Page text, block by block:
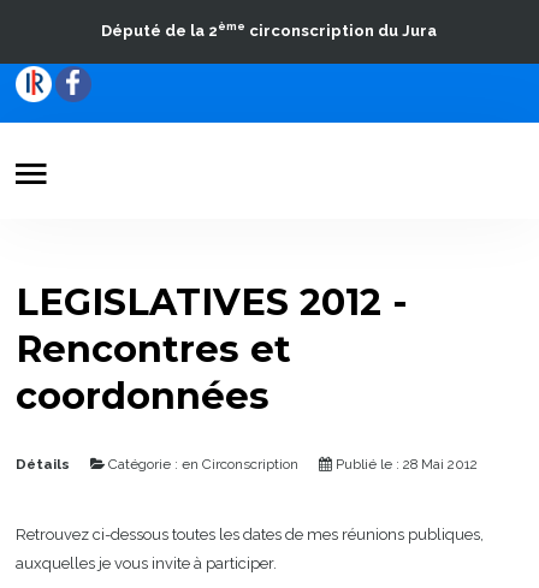
Travaux parlementaires
La Circonscription
Député de la 2ème circonscription du Jura
LEGISLATIVES 2012 -
Rencontres et
coordonnées
Détails Catégorie :en Circonscription Publié le : 28 Mai 2012
Retrouvez ci-dessous toutes les dates de mes réunions publiques,
auxquelles je vous invite à participer.